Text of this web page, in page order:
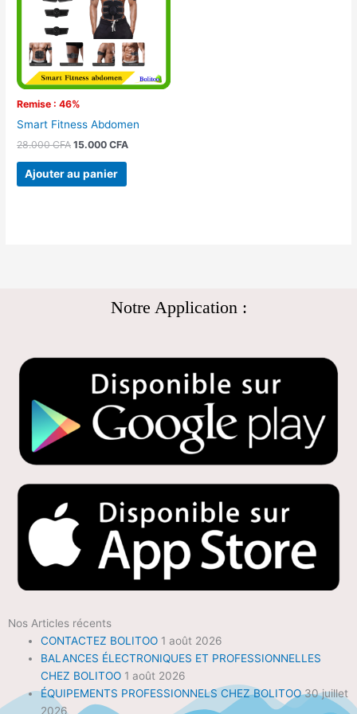
Remise : 46%
Smart Fitness Abdomen
28.000CFA 15.000CFA
Ajouter au panier
Notre Application :
Nos Articles récents
CONTACTEZ BOLITOO 1 août 2026
BALANCES ÉLECTRONIQUES ET PROFESSIONNELLES
CHEZ BOLITOO 1 août 2026
ÉQUIPEMENTS PROFESSIONNELS CHEZ BOLITOO 30 juillet
2026